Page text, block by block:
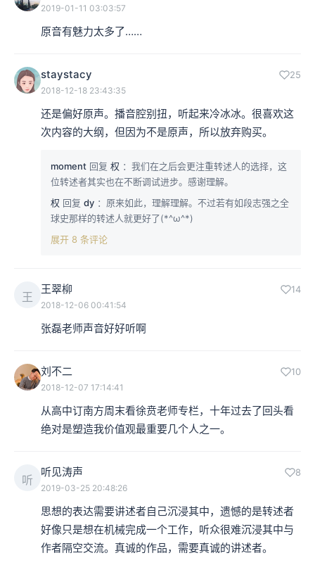
2019-01-11 03:03:57
原音有魅力太多了……
staystacy 25
2018-12-18 23:43:35
还是偏好原声。播音腔别扭，听起来冷冰冰。很喜欢这
次内容的大纲，但因为不是原声，所以放弃购买。
moment 回复 权 ：我们在之后会更注重转述人的选择，这
位转述者其实也在不断调试进步。感谢理解。
权 回复 dy ：原来如此，理解理解。不过若有如段志强之全
球史那样的转述人就更好了(*^ω^*)
展开 8 条评论
王
王翠柳 14
2018-12-06 00:41:54
张磊老师声音好好听啊
刘不二 10
2018-12-07 17:14:41
从高中订南方周末看徐贲老师专栏，十年过去了回头看
绝对是塑造我价值观最重要几个人之一。
听
听见涛声 8
2019-03-25 20:48:26
思想的表达需要讲述者自己沉浸其中，遗憾的是转述者
好像只是想在机械完成一个工作，听众很难沉浸其中与
作者隔空交流。真诚的作品，需要真诚的讲述者。